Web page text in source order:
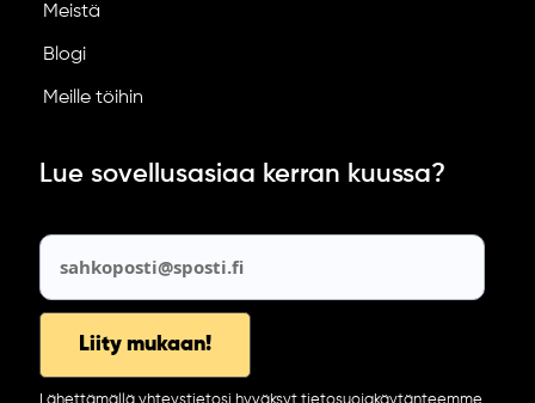
Meistä
Blogi
Meille töihin
Lue sovellusasiaa kerran kuussa?
Lähettämällä yhteystietosi hyväksyt tietosuojakäytänteemme.